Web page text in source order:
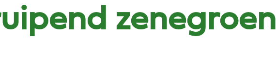
zenegroen